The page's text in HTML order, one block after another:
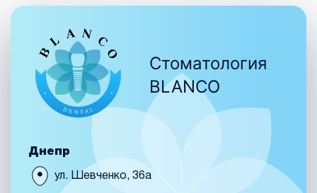
Стоматология
BLANCO
Днепр
ул. Шевченко, 36а